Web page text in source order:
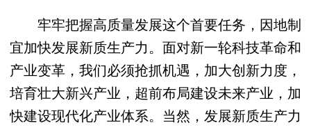
牢牢把握高质量发展这个首要任务，因地制
宜加快发展新质生产力。面对新一轮科技革命和
产业变革，我们必须抢抓机遇，加大创新力度，
培育壮大新兴产业，超前布局建设未来产业，加
快建设现代化产业体系。当然，发展新质生产力